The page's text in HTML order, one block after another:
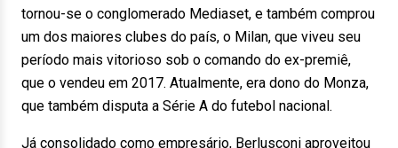
tornou-se o conglomerado Mediaset, e também comprou
um dos maiores clubes do país, o Milan, que viveu seu
período mais vitorioso sob o comando do ex-premiê,
que o vendeu em 2017. Atualmente, era dono do Monza,
que também disputa a Série A do futebol nacional.
Já consolidado como empresário, Berlusconi aproveitou